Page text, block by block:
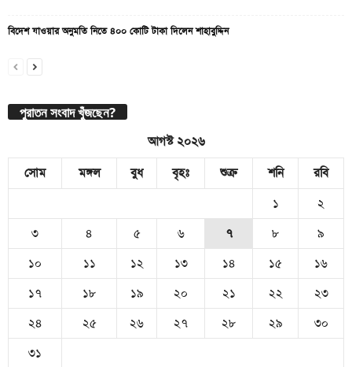
বিদেশ যাওয়ার অনুমতি নিতে ৪০০ কোটি টাকা দিলেন শাহাবুদ্দিন
পুরাতন সংবাদ খুঁজছেন?
আগস্ট ২০২৬
সোম
মঙ্গল বুধ বৃহঃ শুক্র শনি
রবি
১
২
৩
৪ ৫ ৬ ৭ ৮
৯
১০
১১ ১২ ১৩ ১৪ ১৫
১৬
১৭
১৮ ১৯ ২০ ২১ ২২
২৩
২৪
২৫ ২৬ ২৭ ২৮ ২৯
৩০
৩১